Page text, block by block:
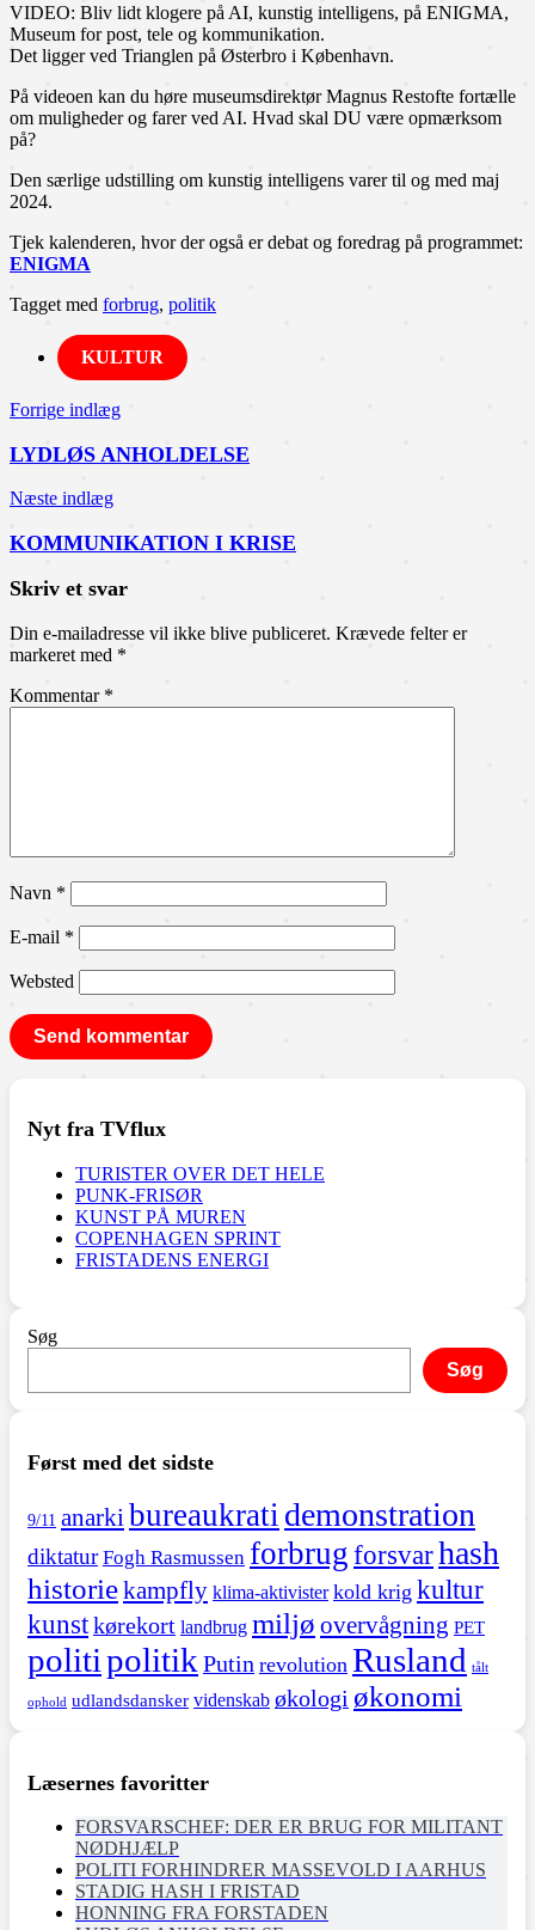
VIDEO: Bliv lidt klogere på AI, kunstig intelligens, på ENIGMA,
Museum for post, tele og kommunikation.
Det ligger ved Trianglen på Østerbro i København.
På videoen kan du høre museumsdirektør Magnus Restofte fortælle
om muligheder og farer ved AI. Hvad skal DU være opmærksom
på?
Den særlige udstilling om kunstig intelligens varer til og med maj
2024.
Tjek kalenderen, hvor der også er debat og foredrag på programmet:
ENIGMA
Tagget med forbrug, politik
KULTUR
Indlægsnavigation
Forrige indlæg
LYDLØS ANHOLDELSE
Næste indlæg
KOMMUNIKATION I KRISE
Skriv et svar
Din e-mailadresse vil ikke blive publiceret. Krævede felter er
markeret med *
Kommentar *
Navn *
E-mail *
Websted
Nyt fra TVflux
TURISTER OVER DET HELE
PUNK-FRISØR
KUNST PÅ MUREN
COPENHAGEN SPRINT
FRISTADENS ENERGI
Søg
Søg
Først med det sidste
9/11 anarki bureaukrati demonstration
diktatur Fogh Rasmussen forbrugforsvarhash
historiekampfly klima-aktivister kold krig kultur
kunstkørekort landbrug miljø overvågning PET
politipolitik Putin revolution Rusland tålt
ophold udlandsdansker videnskab økologi økonomi
Læsernes favoritter
FORSVARSCHEF: DER ER BRUG FOR MILITANT
NØDHJÆLP
POLITI FORHINDRER MASSEVOLD I AARHUS
STADIG HASH I FRISTAD
HONNING FRA FORSTADEN